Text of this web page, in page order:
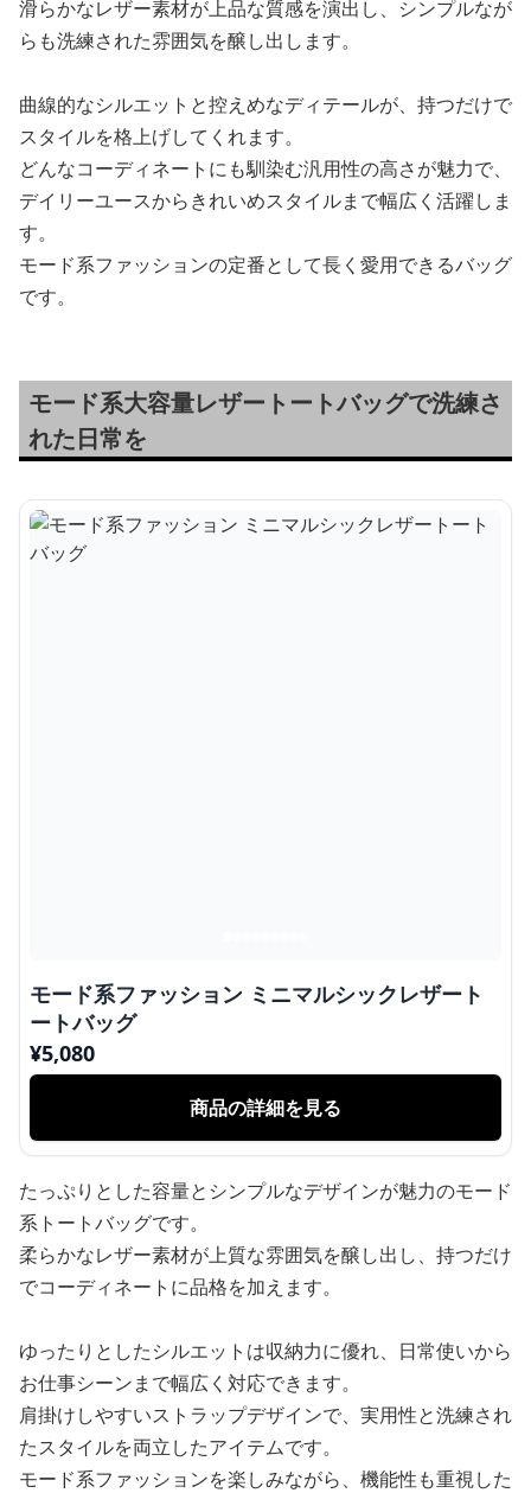
滑らかなレザー素材が上品な質感を演出し、シンプルなが
らも洗練された雰囲気を醸し出します。
曲線的なシルエットと控えめなディテールが、持つだけで
スタイルを格上げしてくれます。
どんなコーディネートにも馴染む汎用性の高さが魅力で、
デイリーユースからきれいめスタイルまで幅広く活躍しま
す。
モード系ファッションの定番として長く愛用できるバッグ
です。
モード系大容量レザートートバッグで洗練さ
れた日常を
モード系ファッション ミニマルシックレザート
ートバッグ
¥5,080
商品の詳細を見る
たっぷりとした容量とシンプルなデザインが魅力のモード
系トートバッグです。
柔らかなレザー素材が上質な雰囲気を醸し出し、持つだけ
でコーディネートに品格を加えます。
ゆったりとしたシルエットは収納力に優れ、日常使いから
お仕事シーンまで幅広く対応できます。
肩掛けしやすいストラップデザインで、実用性と洗練され
たスタイルを両立したアイテムです。
モード系ファッションを楽しみながら、機能性も重視した